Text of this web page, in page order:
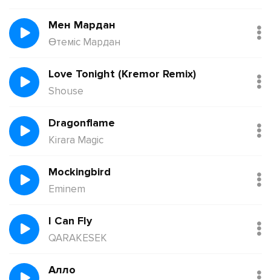
Мен Мардан
Өтеміс Мардан
Love Tonight (Kremor Remix)
Shouse
Dragonflame
Kirara Magic
Mockingbird
Eminem
I Can Fly
QARAKESEK
Алло